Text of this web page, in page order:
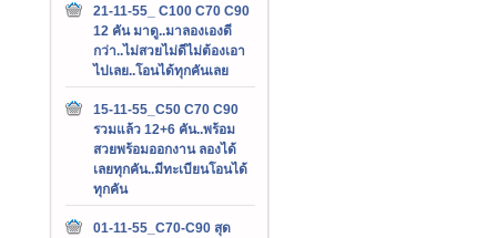
21-11-55_ C100 C70 C90
12 คัน มาดู..มาลองเองดี
กว่า..ไม่สวยไม่ดีไม่ต้องเอา
ไปเลย..โอนได้ทุกคันเลย
15-11-55_C50 C70 C90
รวมแล้ว 12+6 คัน..พร้อม
สวยพร้อมออกงาน ลองได้
เลยทุกคัน..มีทะเบียนโอนได้
ทุกคัน
01-11-55_C70-C90 สุด